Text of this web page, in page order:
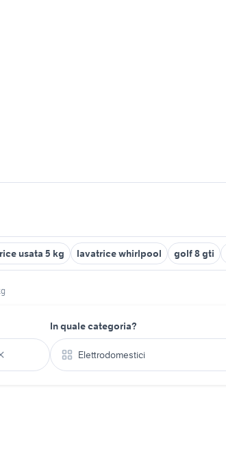
usata 5 kg lavatrice whirlpool golf 8 gti
In quale categoria?
Elettrodomestici